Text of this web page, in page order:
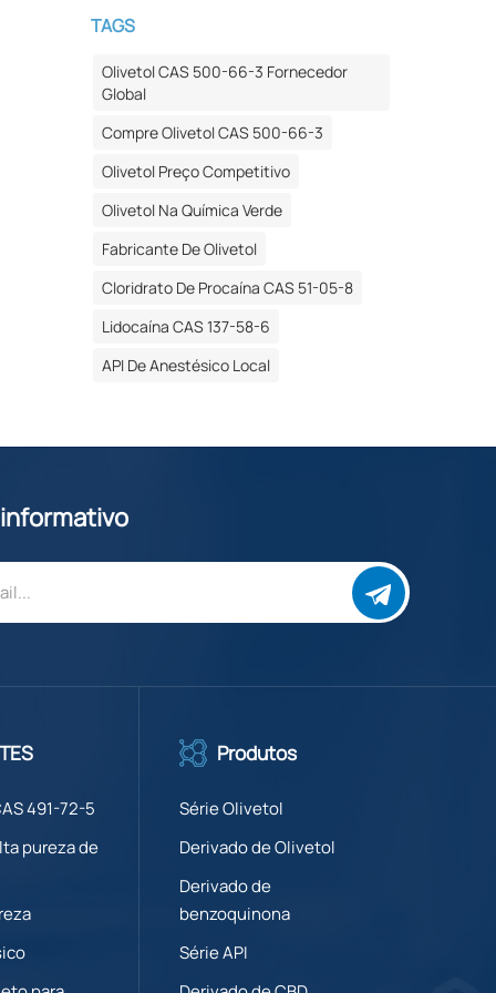
TAGS
Olivetol CAS 500-66-3 Fornecedor
Global
Compre Olivetol CAS 500-66-3
Olivetol Preço Competitivo
Olivetol Na Química Verde
Fabricante De Olivetol
Cloridrato De Procaína CAS 51-05-8
Lidocaína CAS 137-58-6
API De Anestésico Local
491-72-5
pureza de
Produtos
Série Olivetol
Derivado de Olivetol
Derivado de
benzoquinona
Série API